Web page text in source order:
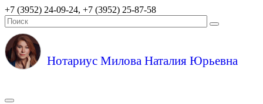
+7 (3952) 24-09-24, +7 (3952) 25-87-58
Нотариус Милова Наталия Юрьевна